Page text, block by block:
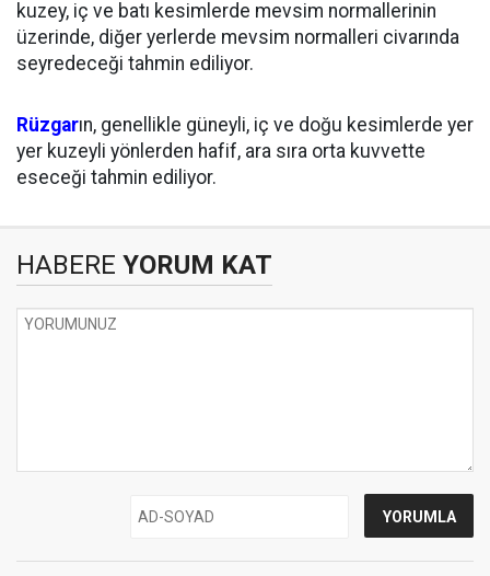
kuzey, iç ve batı kesimlerde mevsim normallerinin
üzerinde, diğer yerlerde mevsim normalleri civarında
seyredeceği tahmin ediliyor.
Rüzgarın, genellikle güneyli, iç ve doğu kesimlerde yer
yer kuzeyli yönlerden hafif, ara sıra orta kuvvette
eseceği tahmin ediliyor.
HABERE YORUM KAT